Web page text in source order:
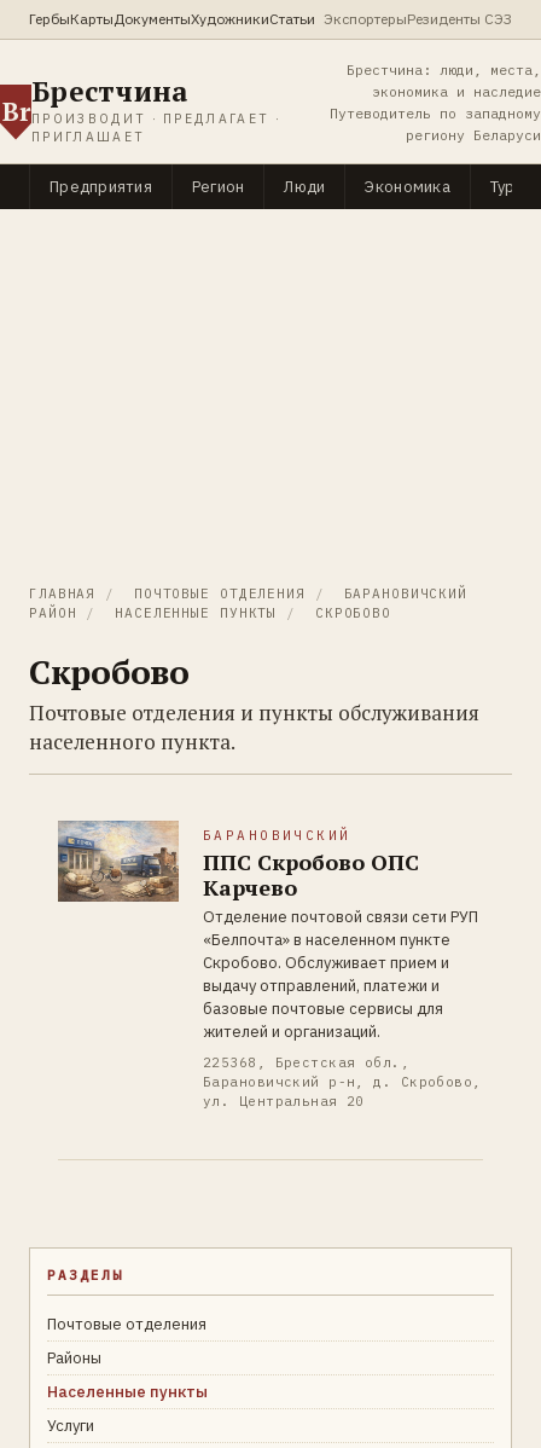
ГербыКартыДокументыХудожникиСтатьи ЭкспортерыРезиденты СЭЗ
Br
Брестчина
ПРОИЗВОДИТ · ПРЕДЛАГАЕТ ·
ПРИГЛАШАЕТ
Брестчина: люди, места,
экономика и наследие
Путеводитель по западному
региону Беларуси
Предприятия Регион Люди Экономика
ГЛАВНАЯ / ПОЧТОВЫЕ ОТДЕЛЕНИЯ /
БАРАНОВИЧСКИЙ
РАЙОН
/ НАСЕЛЕННЫЕ ПУНКТЫ / СКРОБОВО
Скробово
Почтовые отделения и пункты обслуживания
населенного пункта.
БАРАНОВИЧСКИЙ
ППС Скробово ОПС
Карчево
Отделение почтовой связи сети РУП
«Белпочта» в населенном пункте
Скробово. Обслуживает прием и
выдачу отправлений, платежи и
базовые почтовые сервисы для
жителей и организаций.
225368, Брестская обл.,
Барановичский р-н, д. Скробово,
ул. Центральная 20
РАЗДЕЛЫ
Почтовые отделения
Районы
Населенные пункты
Услуги